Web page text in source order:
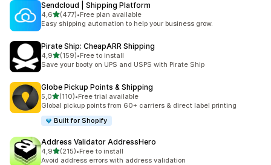
Sendcloud | Shipping Platform
4,6de 5 estrelas
(477)
477 total de avaliações
•Free plan available
Easy shipping automation to help your business grow.
Pirate Ship: CheapARR Shipping
4,9de 5 estrelas
(159)
159 total de avaliações
•Free to install
Save your booty on UPS and USPS with Pirate Ship
Globe Pickup Points & Shipping
5,0de 5 estrelas
(110)
110 total de avaliações
•Free trial available
Global pickup points from 60+ carriers & direct label printing
Built for Shopify
Address Validator AddressHero
4,9de 5 estrelas
(215)
215 total de avaliações
•Free to install
Avoid address errors with address validation